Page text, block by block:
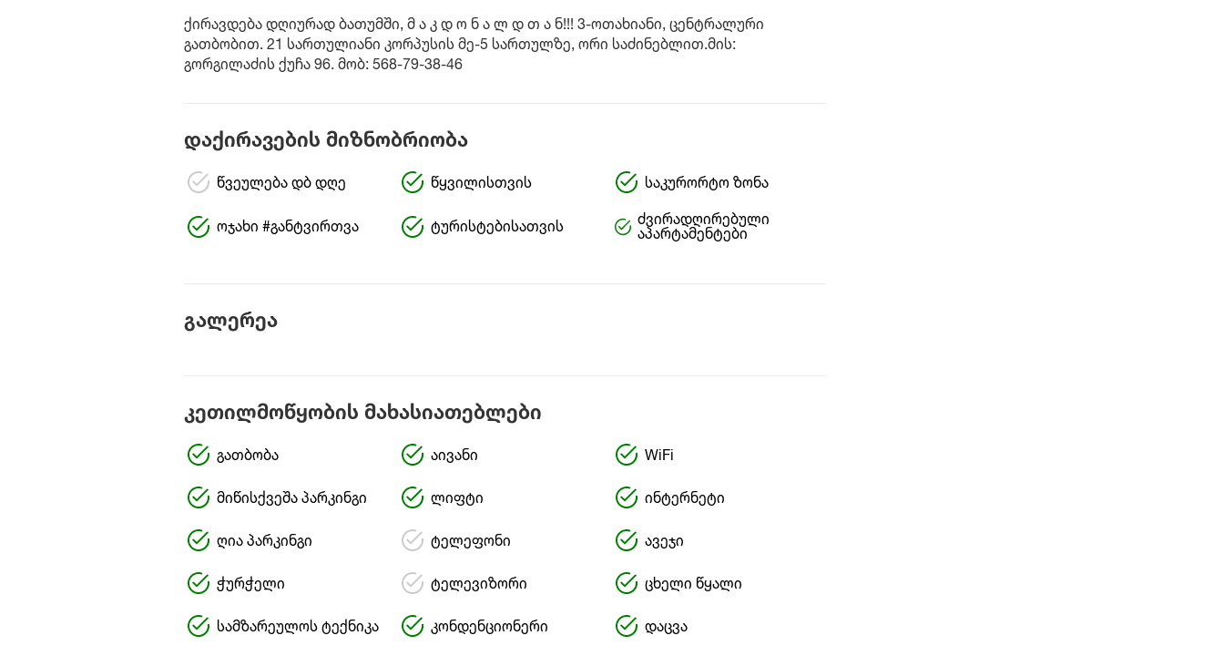
ქირავდება დღიურად ბათუმში, მ ა კ დ ო ნ ა ლ დ თ ა ნ!!! 3-ოთახიანი, ცენტრალური
გათბობით. 21 სართულიანი კორპუსის მე-5 სართულზე, ორი საძინებლით.მის:
გორგილაძის ქუჩა 96. მობ: 568-79-38-46
დაქირავების მიზნობრიობა
წვეულება დბ დღე წყვილისთვის საკურორტო ზონა
ოჯახი #განტვირთვა ტურისტებისათვის
ძვირადღირებული
აპარტამენტები
გალერეა
კეთილმოწყობის მახასიათებლები
გათბობა აივანი WiFi
მიწისქვეშა პარკინგი ლიფტი ინტერნეტი
ღია პარკინგი ტელეფონი ავეჯი
ჭურჭელი ტელევიზორი ცხელი წყალი
სამზარეულოს ტექნიკა კონდენციონერი დაცვა